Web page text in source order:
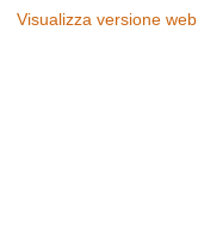
Visualizza versione web